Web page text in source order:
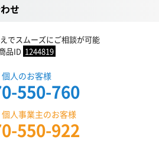
せ
でスムーズにご相談が可能
品ID 1244819
個人のお客様
550-760
人事業主のお客様
550-922